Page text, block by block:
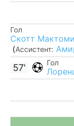
Гол
Скотт
(Ассистент:
Гол
57'